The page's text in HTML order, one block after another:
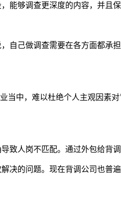
够调查更深度的内容，并且
自己做调查需要在各方面都
中，难以杜绝个人主观因素
致人岗不匹配。通过外包给背
的问题。现在背调公司也普